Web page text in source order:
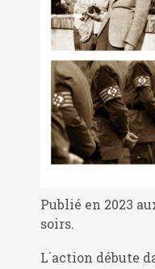
Publié en 2023
soirs.
L´action débute